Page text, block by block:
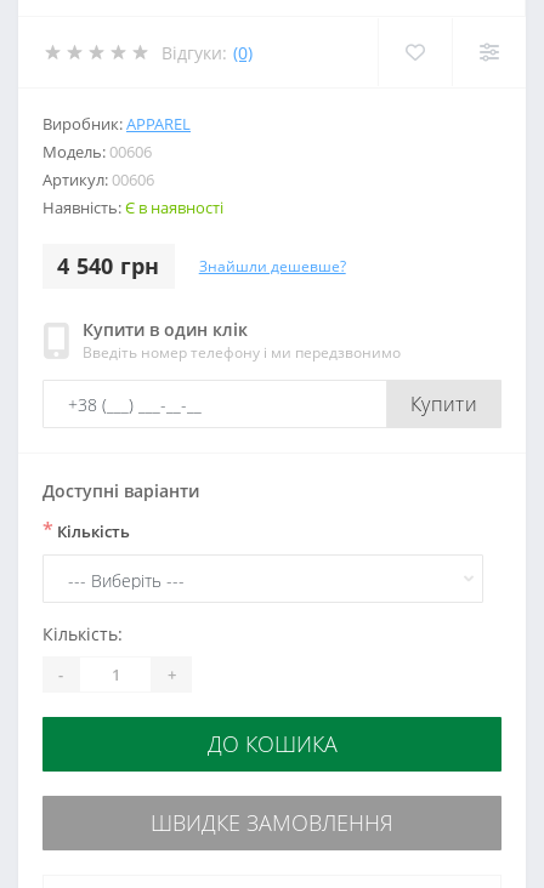
Відгуки: (0)
Виробник:APPAREL
Модель:00606
Артикул:00606
Наявність:Є в наявності
4 540 грн Знайшли дешевше?
Купити в один клік
Введіть номер телефону і ми передзвонимо
Купити
Доступні варіанти
* Кількість
Кількість:
- +
ДО КОШИКА
ШВИДКЕ ЗАМОВЛЕННЯ